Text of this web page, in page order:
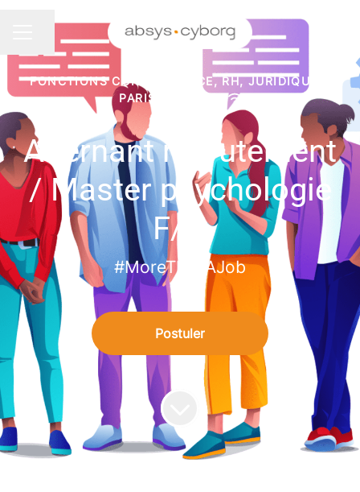
Menu carrière
Partager la page
FONCTIONS CORP. FINANCE, RH, JURIDIQUE
PARIS
HYBRIDE
Alternant recrutement
/ Master psychologie
F/H
#MoreThanAJob
Postuler